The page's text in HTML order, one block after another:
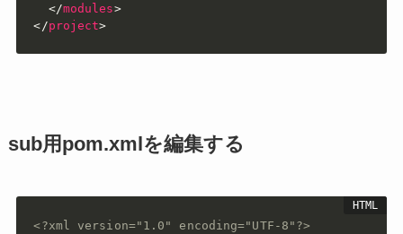
</modules>
</project>
sub用pom.xmlを編集する
<?xml version="1.0" encoding="UTF-8"?>